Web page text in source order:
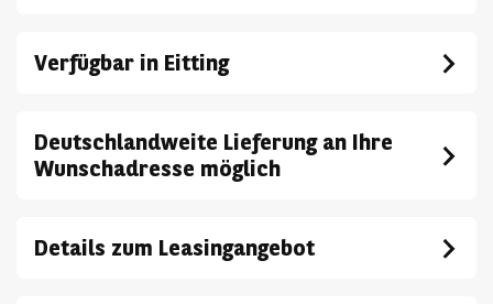
Verfügbar in Eitting
Deutschlandweite Lieferung an Ihre
Wunschadresse möglich
Details zum Leasingangebot